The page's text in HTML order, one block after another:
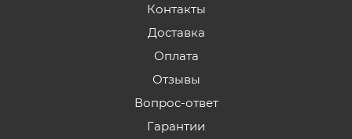
Контакты
Доставка
Оплата
Отзывы
Вопрос-ответ
Гарантии